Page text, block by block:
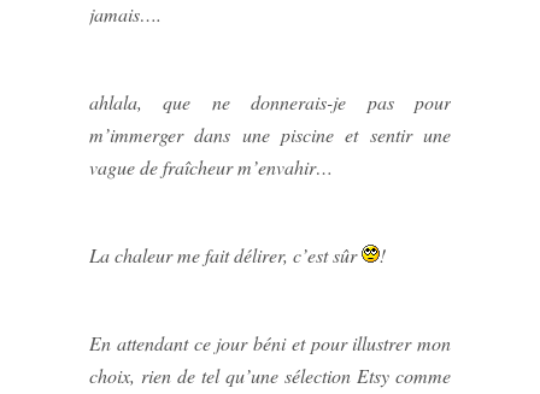
jamais….
ahlala, que ne donnerais-je pas pour
m’immerger dans une piscine et sentir une
vague de fraîcheur m’envahir…
La chaleur me fait délirer, c’est sûr !
En attendant ce jour béni et pour illustrer mon
choix, rien de tel qu’une sélection Etsy comme